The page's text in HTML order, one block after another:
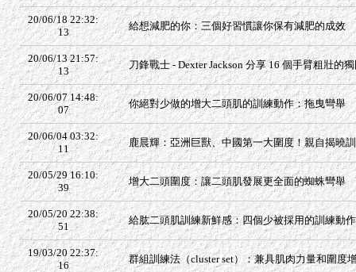
20/06/18 22:32:
13
給想減肥的你：三個好習慣讓你保有減肥的成效
20/06/13 21:57:
13
刀鋒戰士 - Dexter Jackson 分享 16 個手臂粗壯的
20/06/07 14:48:
07
你絕對少做的增大二頭肌的訓練動作：拖曳彎舉
20/06/04 03:32:
11
鹿晨輝：亞洲巨獸、中國第一大圍度！親自揭曉
20/05/29 16:10:
39
增大二頭圍度：讓二頭肌發展更全面的蜘蛛彎舉
20/05/20 22:38:
51
給肱二頭肌訓練新鮮感：四個少被採用的訓練動作
19/03/20 22:37:
16
群組訓練法（cluster set）：兼具肌肉力量和圍度